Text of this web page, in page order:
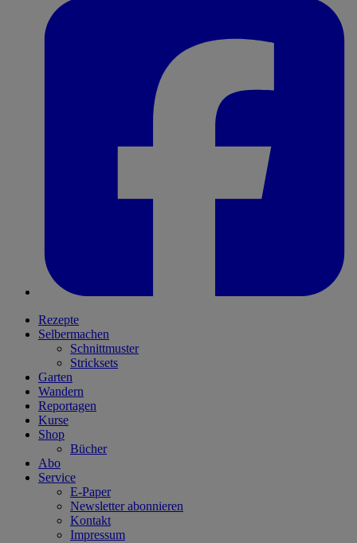
Rezepte
Selbermachen
Schnittmuster
Stricksets
Garten
Wandern
Reportagen
Kurse
Shop
Bücher
Abo
Service
E-Paper
Newsletter abonnieren
Kontakt
Impressum